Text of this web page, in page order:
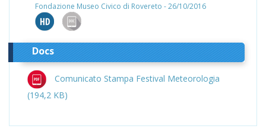
Fondazione Museo Civico di Rovereto - 26/10/2016
Docs
Comunicato Stampa Festival Meteorologia
(194,2 KB)